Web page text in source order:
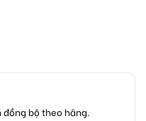
bộ theo hãng.